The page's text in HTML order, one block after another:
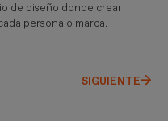
de diseño donde crear
persona o marca.
SIGUIENTE